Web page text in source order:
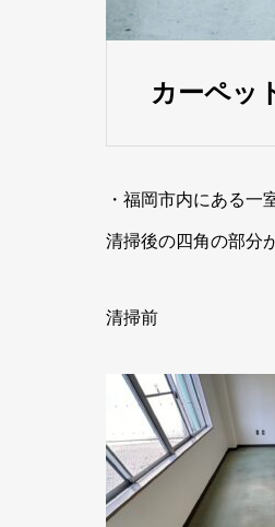
カーペッ
・福岡市内にある一
清掃後の四角の部分
清掃前